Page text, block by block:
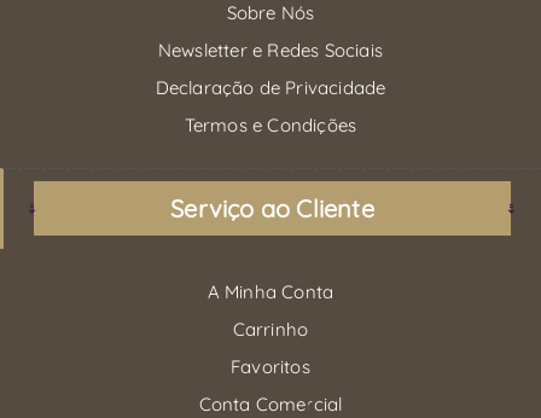
Sobre Nós
Newsletter e Redes Sociais
Declaração de Privacidade
Termos e Condições
Serviço ao Cliente
A Minha Conta
Carrinho
Favoritos
Conta Comercial